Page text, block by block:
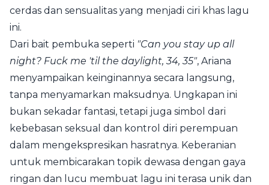
cerdas dan sensualitas yang menjadi ciri khas lagu
ini.
Dari bait pembuka seperti "Can you stay up all
night? Fuck me 'til the daylight, 34, 35", Ariana
menyampaikan keinginannya secara langsung,
tanpa menyamarkan maksudnya. Ungkapan ini
bukan sekadar fantasi, tetapi juga simbol dari
kebebasan seksual dan kontrol diri perempuan
dalam mengekspresikan hasratnya. Keberanian
untuk membicarakan topik dewasa dengan gaya
ringan dan lucu membuat lagu ini terasa unik dan